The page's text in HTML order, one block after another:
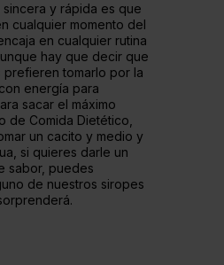
sincera y rápida es que
cualquier momento del
en cualquier rutina
hay que decir que
prefieren tomarlo por la
energía para
sacar el máximo
de Comida Dietético,
un cacito y medio y
si quieres darle un
sabor, puedes
de nuestros siropes